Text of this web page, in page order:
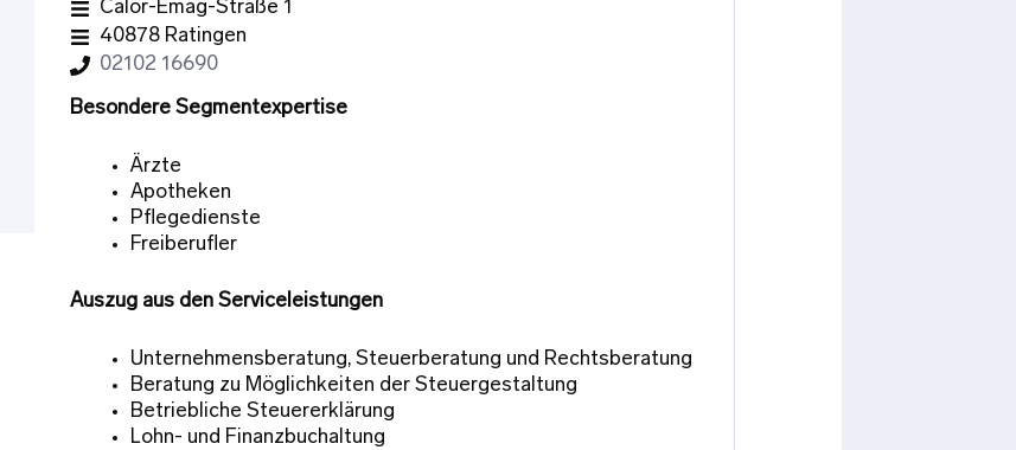
Calor-Emag-Straße 1
40878 Ratingen
02102 16690
Besondere Segmentexpertise
Ärzte
Apotheken
Pflegedienste
Freiberufler
Auszug aus den Serviceleistungen
Unternehmensberatung, Steuerberatung und Rechtsberatung
Beratung zu Möglichkeiten der Steuergestaltung
Betriebliche Steuererklärung
Lohn- und Finanzbuchaltung